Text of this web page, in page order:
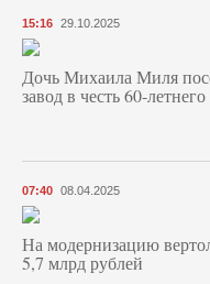
15:16 29.10.2025
Дочь Михаила Миля
завод в честь 60-
07:40 08.04.2025
На модернизацию
5,7 млрд рублей